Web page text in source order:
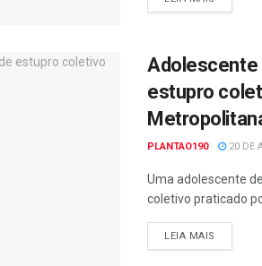
Adolescente
estupro
PLANTAO190 20 DE
Uma adolescente
coletivo praticado
LEIA MAIS